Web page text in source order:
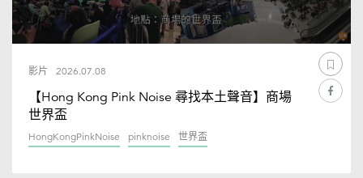
影片 2026.07.08
【Hong Kong Pink Noise 尋找本土聲音】商場
世界盃
HongKongPinkNoise pinknoise 世界盃